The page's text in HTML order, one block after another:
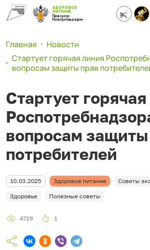
ЗДОРОВОЕ
ПИТАНИЕ
Проверено
Роспотребнадзором
Главная
Новости
Стартует горячая линия
вопросам защиты прав
Стартует
вопросам
потребителей
10.03.2025 Здоровое питание Советы
Здоровье Полезные советы
4729 1